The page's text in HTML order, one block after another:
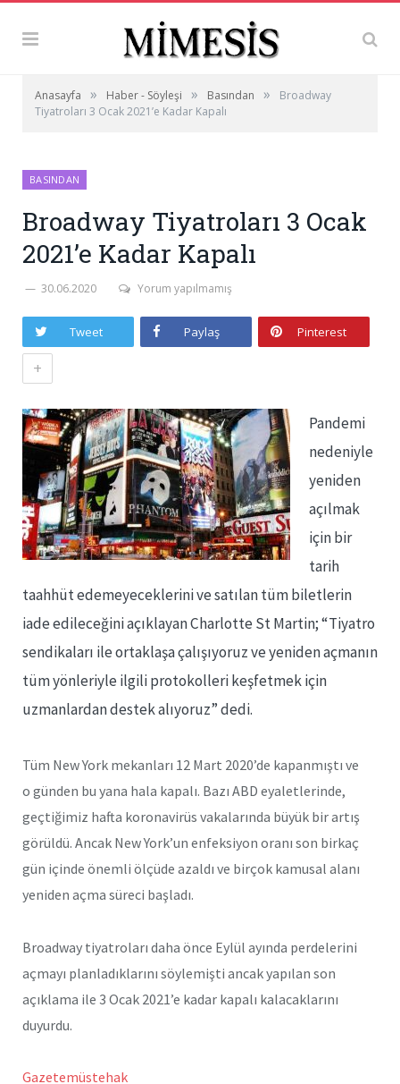
Anasayfa » Haber - Söyleşi » Basından »
Broadway
Tiyatroları 3 Ocak 2021’e Kadar Kapalı
BASINDAN
Broadway Tiyatroları 3 Ocak
2021’e Kadar Kapalı
30.06.2020 Yorum yapılmamış
Tweet Paylaş Pinterest
+
Pandemi
nedeniyle
yeniden
açılmak
için bir
tarih
taahhüt edemeyeceklerini ve satılan tüm biletlerin
iade edileceğini açıklayan Charlotte St Martin; “Tiyatro
sendikaları ile ortaklaşa çalışıyoruz ve yeniden açmanın
tüm yönleriyle ilgili protokolleri keşfetmek için
uzmanlardan destek alıyoruz” dedi.
Tüm New York mekanları 12 Mart 2020’de kapanmıştı ve
o günden bu yana hala kapalı. Bazı ABD eyaletlerinde,
geçtiğimiz hafta koronavirüs vakalarında büyük bir artış
görüldü. Ancak New York’un enfeksiyon oranı son birkaç
gün içinde önemli ölçüde azaldı ve birçok kamusal alanı
yeniden açma süreci başladı.
Broadway tiyatroları daha önce Eylül ayında perdelerini
açmayı planladıklarını söylemişti ancak yapılan son
açıklama ile 3 Ocak 2021’e kadar kapalı kalacaklarını
duyurdu.
Gazetemüstehak